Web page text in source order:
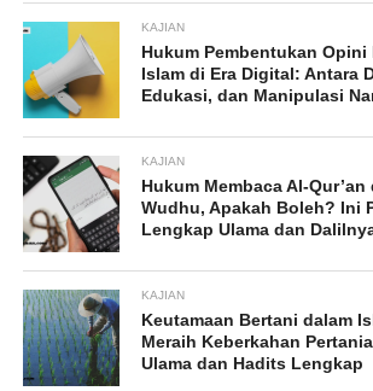
KAJIAN
Hukum Pembentukan Opini
Islam di Era Digital: Antara
Edukasi, dan Manipulasi
KAJIAN
Hukum Membaca Al-Qur’an
Wudhu, Apakah Boleh? Ini
Lengkap Ulama dan
KAJIAN
Keutamaan Bertani dalam
Meraih Keberkahan
Ulama dan Hadits Lengkap